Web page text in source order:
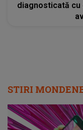
diagnosticată cu
STIRI